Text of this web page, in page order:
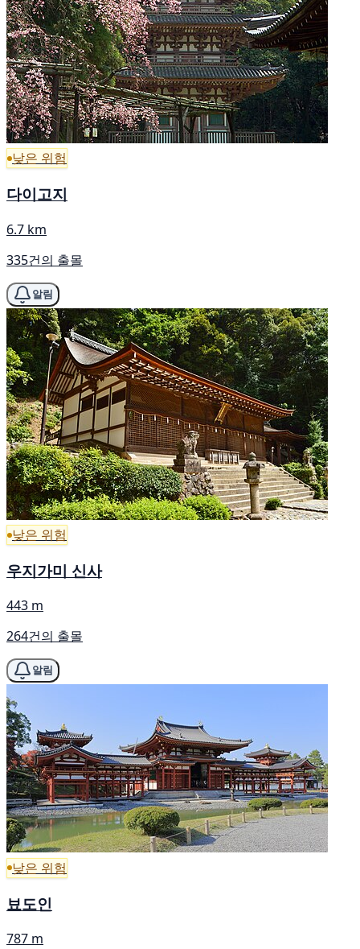
낮은 위험
다이고지
6.7 km
335건의 출몰
알림
낮은 위험
우지가미 신사
443 m
264건의 출몰
알림
낮은 위험
뵤도인
787 m